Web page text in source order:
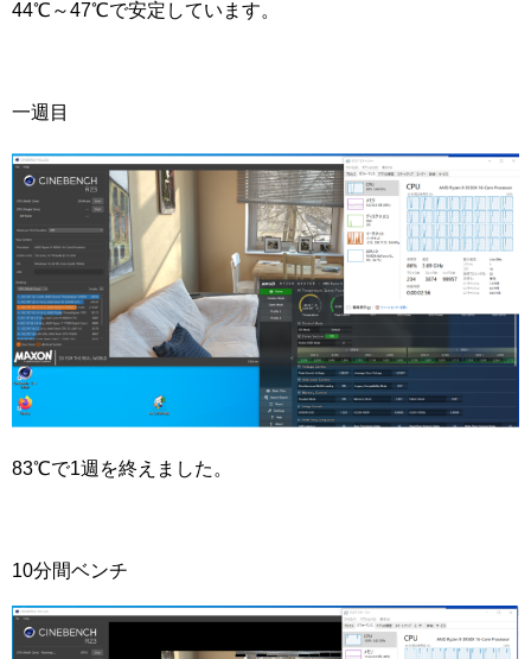
44℃～47℃で安定しています。
一週目
83℃で1週を終えました。
10分間ベンチ